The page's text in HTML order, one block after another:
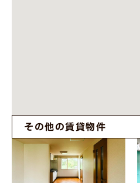
その他の賃貸物件